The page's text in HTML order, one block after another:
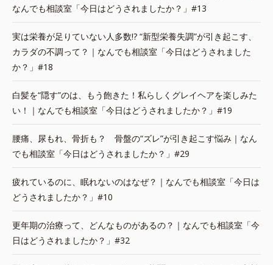
なんでも相談室「今日はどうされましたか？」#13
実は栄養が足りていない人多数!? “新型栄養失調”が引き起こす、
カラダの不調って？｜なんでも相談室「今日はどうされました
か？」#18
白髪を“隠す”のは、もう飽きた！私らしくグレイヘアを楽しみた
い！｜なんでも相談室「今日はどうされましたか？」#19
腰痛、尿もれ、骨折も？ 骨盤の“ズレ”が引き起こす悩み｜なん
でも相談室「今日はどうされましたか？」#29
疲れているのに、眠れないのはなぜ？｜なんでも相談室「今日は
どうされましたか？」#10
更年期の治療って、どんなものがあるの？｜なんでも相談室「今
日はどうされましたか？」#32